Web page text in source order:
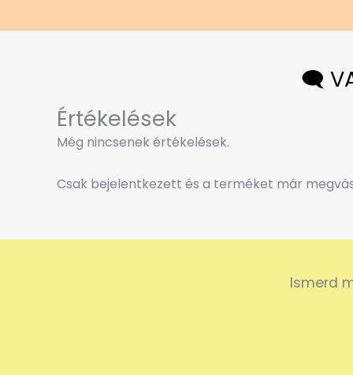
🗨️
Értékelések
Még nincsenek értékelések.
Csak bejelentkezett és a terméket már
Ismerd